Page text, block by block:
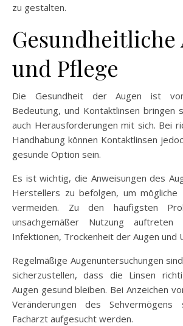
zu gestalten.
Gesundheitliche
und Pflege
Die Gesundheit der Augen ist
Bedeutung, und Kontaktlinsen bringen
auch Herausforderungen mit sich. Bei
Handhabung können Kontaktlinsen
gesunde Option sein.
Es ist wichtig, die Anweisungen des
Herstellers zu befolgen, um mögliche
vermeiden. Zu den häufigsten
unsachgemäßer Nutzung auftreten
Infektionen, Trockenheit der Augen und
Regelmäßige Augenuntersuchungen
sicherzustellen, dass die Linsen
Augen gesund bleiben. Bei Anzeichen
Veränderungen des
Facharzt aufgesucht werden.